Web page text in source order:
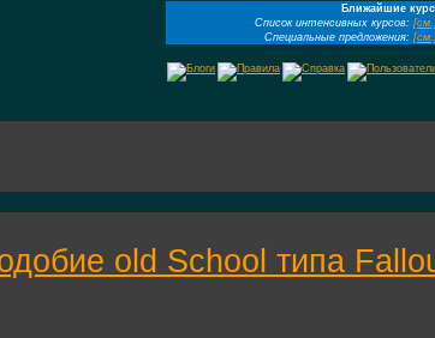
Ближайшие
Список интенсивных курсов:
Специальные предложения:
old School типа